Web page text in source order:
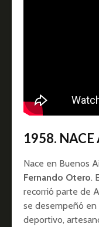
1958.
Nace en Buenos
Fernando Otero.
recorrió parte de
se desempeñó
deportivo,